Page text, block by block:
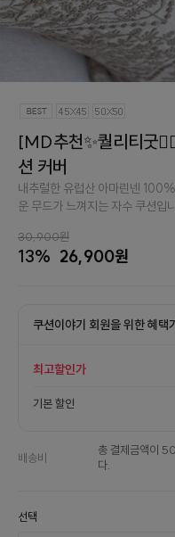
[MD추천✨퀄리티굿
션 커버
내추럴한 유럽산 아마린넨
운 무드가 느껴지는 자수 쿠션입
30,900원
13% 26,900원
쿠션이야기 회원을 위한 혜택
최고할인가
기본 할인
배송비
총 결제금액이
다.
선택